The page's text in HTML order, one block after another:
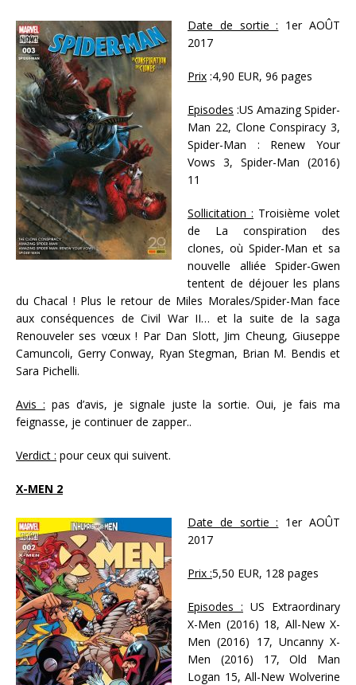
Date de sortie : 1er AOÛT
2017
Prix :4,90 EUR, 96 pages
Episodes :US Amazing Spider-
Man 22, Clone Conspiracy 3,
Spider-Man : Renew Your
Vows 3, Spider-Man (2016)
11
Sollicitation : Troisième volet
de La conspiration des
clones, où Spider-Man et sa
nouvelle alliée Spider-Gwen
tentent de déjouer les plans
du Chacal ! Plus le retour de Miles Morales/Spider-Man face
aux conséquences de Civil War II… et la suite de la saga
Renouveler ses vœux ! Par Dan Slott, Jim Cheung, Giuseppe
Camuncoli, Gerry Conway, Ryan Stegman, Brian M. Bendis et
Sara Pichelli.
Avis : pas d’avis, je signale juste la sortie. Oui, je fais ma
feignasse, je continuer de zapper..
Verdict : pour ceux qui suivent.
X-MEN 2
Date de sortie : 1er AOÛT
2017
Prix :5,50 EUR, 128 pages
Episodes : US Extraordinary
X-Men (2016) 18, All-New X-
Men (2016) 17, Uncanny X-
Men (2016) 17, Old Man
Logan 15, All-New Wolverine